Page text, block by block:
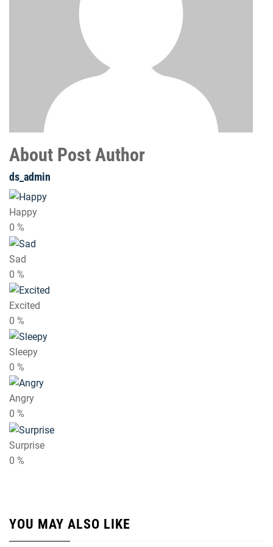
About Post Author
ds_admin
Happy
0 %
Sad
0 %
Excited
0 %
Sleepy
0 %
Angry
0 %
Surprise
0 %
YOU MAY ALSO LIKE